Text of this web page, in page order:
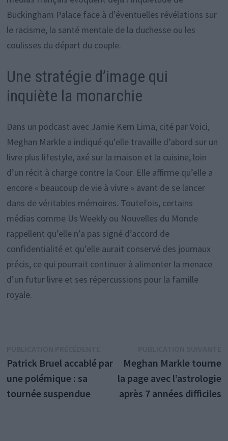
Buckingham Palace face à d’éventuelles révélations sur
le racisme, la santé mentale de la duchesse ou les
coulisses du départ du couple.
Une stratégie d’image qui
inquiète la monarchie
Dans un podcast avec Jamie Kern Lima, cité par Voici,
Meghan Markle a indiqué qu’elle travaille d’abord sur un
livre plus lifestyle, axé sur la maison et la cuisine, loin
d’un récit à charge contre la Cour. Elle affirme qu’elle a
encore « beaucoup de vie à vivre » avant de se lancer
dans de véritables mémoires. Toutefois, certains
médias comme Us Weekly ou Nouvelles du Monde
rappellent qu’elle n’a pas signé d’accord de
confidentialité et qu’elle aurait conservé des journaux
précis, ce qui pourrait continuer à alimenter la menace
d’un futur livre et ses répercussions pour la famille
royale.
de
l’article
précédente :
Patrick Bruel accablé par
une polémique : sa
tournée suspendue
Meghan Markle tourne
la page avec l’astrologie
après 7 années difficiles